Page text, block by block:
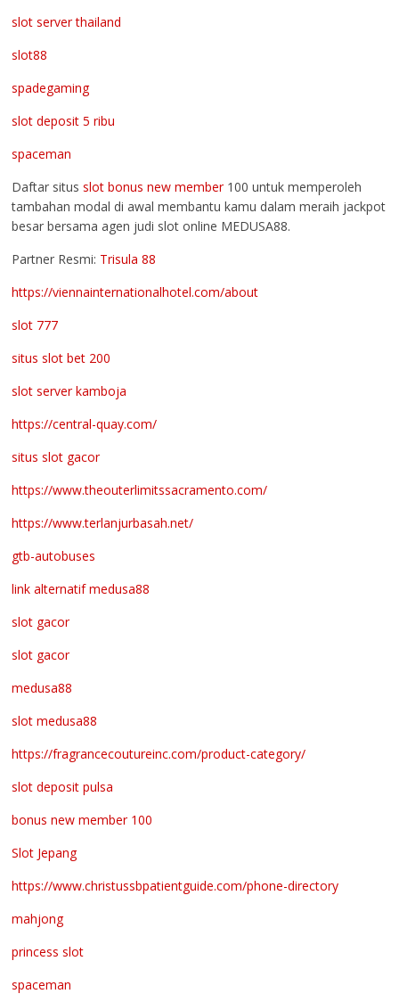
slot server thailand
slot88
spadegaming
slot deposit 5 ribu
spaceman
Daftar situsslot bonus new member100 untuk memperoleh
tambahan modal di awal membantu kamu dalam meraih jackpot
besar bersama agen judi slot online MEDUSA88.
Partner Resmi: Trisula 88
https://viennainternationalhotel.com/about
slot 777
situs slot bet 200
slot server kamboja
https://central-quay.com/
situs slot gacor
https://www.theouterlimitssacramento.com/
https://www.terlanjurbasah.net/
gtb-autobuses
link alternatif medusa88
slot gacor
slot gacor
medusa88
slot medusa88
https://fragrancecoutureinc.com/product-category/
slot deposit pulsa
bonus new member 100
Slot Jepang
https://www.christussbpatientguide.com/phone-directory
mahjong
princess slot
spaceman